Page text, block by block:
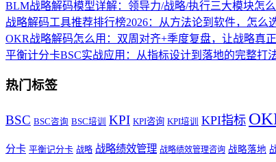
BLM战略解码模型详解：领导力/战略/执行三大模块怎
战略解码工具推荐排行榜2026：从方法论到软件，怎么
OKR战略解码怎么用：双周对齐+季度复盘，让战略真
平衡计分卡BSC实战应用：从指标设计到落地的完整打
热门标签
BSC BSC咨询 BSC培训 KPI KPI咨询 KPI培训 KPI指标
分卡 平衡记分卡 战略 战略绩效管理 战略绩效管理咨询 战略落地